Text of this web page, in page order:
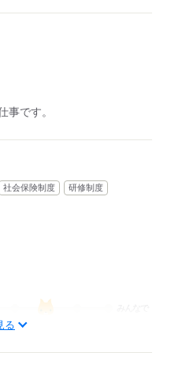
事です。
社会保険制度
研修制度
る